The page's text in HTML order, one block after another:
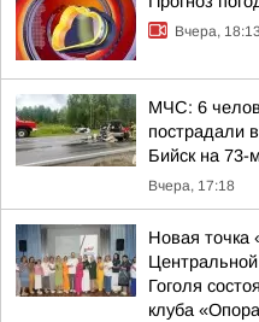
Вчера, 18:13
МЧС: 6
пострадали
Бийск на 73-
Вчера, 17:18
Новая точка
Гоголя
клуба